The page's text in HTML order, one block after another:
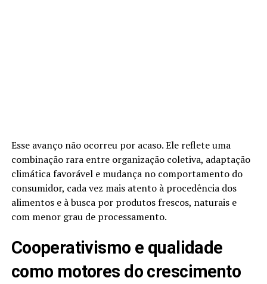
Esse avanço não ocorreu por acaso. Ele reflete uma
combinação rara entre organização coletiva, adaptação
climática favorável e mudança no comportamento do
consumidor, cada vez mais atento à procedência dos
alimentos e à busca por produtos frescos, naturais e
com menor grau de processamento.
Cooperativismo e qualidade
como motores do crescimento